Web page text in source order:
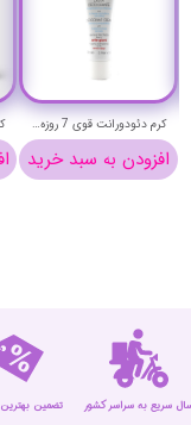
کرم دئودورانت قوی 7 روزه کلیون حجم 25 میلی لیتر - cliven DEODORANT cream
افزودن به سبد خرید
تضمین سریع به سراسر کشور